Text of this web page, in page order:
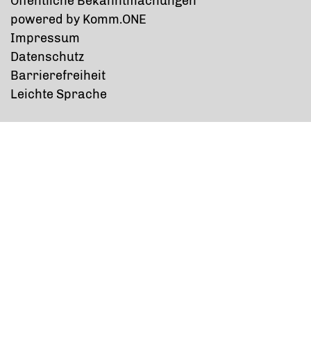
powered by Komm.ONE
Impressum
Datenschutz
Barrierefreiheit
Leichte Sprache